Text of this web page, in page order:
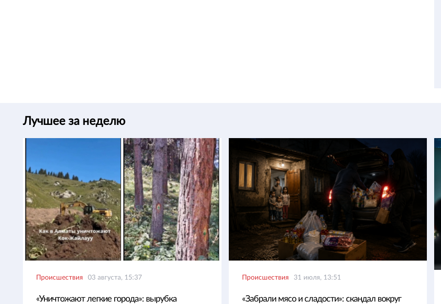
Лучшее за неделю
Происшествия 03 августа, 15:37
«Уничтожают легкие города»: вырубка
Происшествия 31 июля, 13:51
«Забрали мясо и сладости»: скандал вокруг